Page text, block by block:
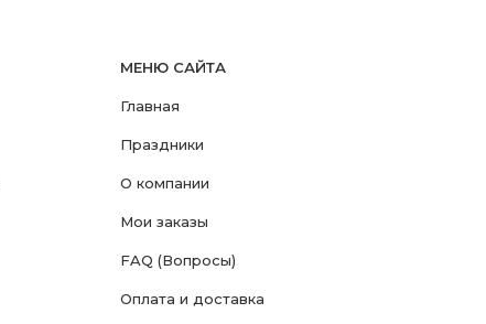
МЕНЮ САЙТА
Главная
Праздники
О компании
Мои заказы
FAQ (Вопросы)
Оплата и доставка